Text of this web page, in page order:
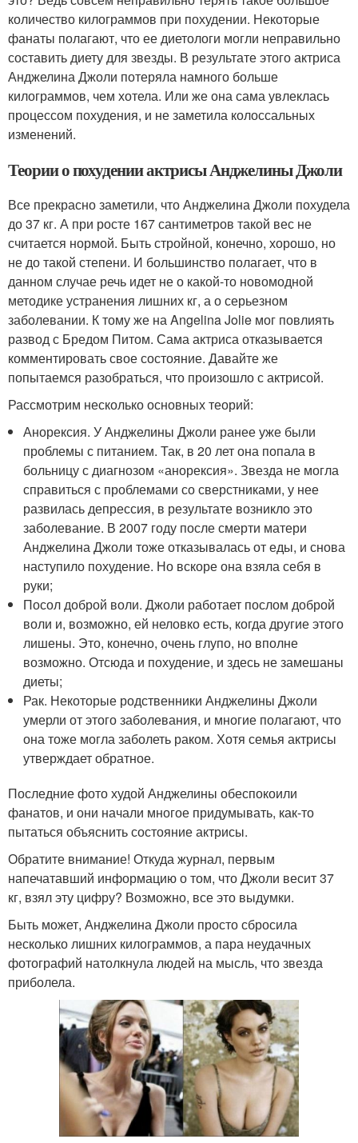
количество килограммов при похудении. Некоторые
фанаты полагают, что ее диетологи могли неправильно
составить диету для звезды. В результате этого актриса
Анджелина Джоли потеряла намного больше
килограммов, чем хотела. Или же она сама увлеклась
процессом похудения, и не заметила колоссальных
изменений.
Теории о похудении актрисы Анджелины Джоли
Все прекрасно заметили, что Анджелина Джоли похудела
до 37 кг. А при росте 167 сантиметров такой вес не
считается нормой. Быть стройной, конечно, хорошо, но
не до такой степени. И большинство полагает, что в
данном случае речь идет не о какой-то новомодной
методике устранения лишних кг, а о серьезном
заболевании. К тому же на Angelina Jolie мог повлиять
развод с Бредом Питом. Сама актриса отказывается
комментировать свое состояние. Давайте же
попытаемся разобраться, что произошло с актрисой.
Рассмотрим несколько основных теорий:
Анорексия. У Анджелины Джоли ранее уже были
проблемы с питанием. Так, в 20 лет она попала в
больницу с диагнозом «анорексия». Звезда не могла
справиться с проблемами со сверстниками, у нее
развилась депрессия, в результате возникло это
заболевание. В 2007 году после смерти матери
Анджелина Джоли тоже отказывалась от еды, и снова
наступило похудение. Но вскоре она взяла себя в
руки;
Посол доброй воли. Джоли работает послом доброй
воли и, возможно, ей неловко есть, когда другие этого
лишены. Это, конечно, очень глупо, но вполне
возможно. Отсюда и похудение, и здесь не замешаны
диеты;
Рак. Некоторые родственники Анджелины Джоли
умерли от этого заболевания, и многие полагают, что
она тоже могла заболеть раком. Хотя семья актрисы
утверждает обратное.
Последние фото худой Анджелины обеспокоили
фанатов, и они начали многое придумывать, как-то
пытаться объяснить состояние актрисы.
Обратите внимание! Откуда журнал, первым
напечатавший информацию о том, что Джоли весит 37
кг, взял эту цифру? Возможно, все это выдумки.
Быть может, Анджелина Джоли просто сбросила
несколько лишних килограммов, а пара неудачных
фотографий натолкнула людей на мысль, что звезда
приболела.